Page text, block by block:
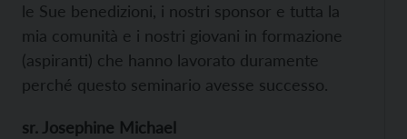
le Sue benedizioni, i nostri sponsor e tutta la
mia comunità e i nostri giovani in formazione
(aspiranti) che hanno lavorato duramente
perché questo seminario avesse successo.
sr. Josephine Michael